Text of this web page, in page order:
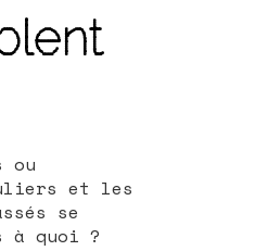
ou
et les
se
à quoi ?